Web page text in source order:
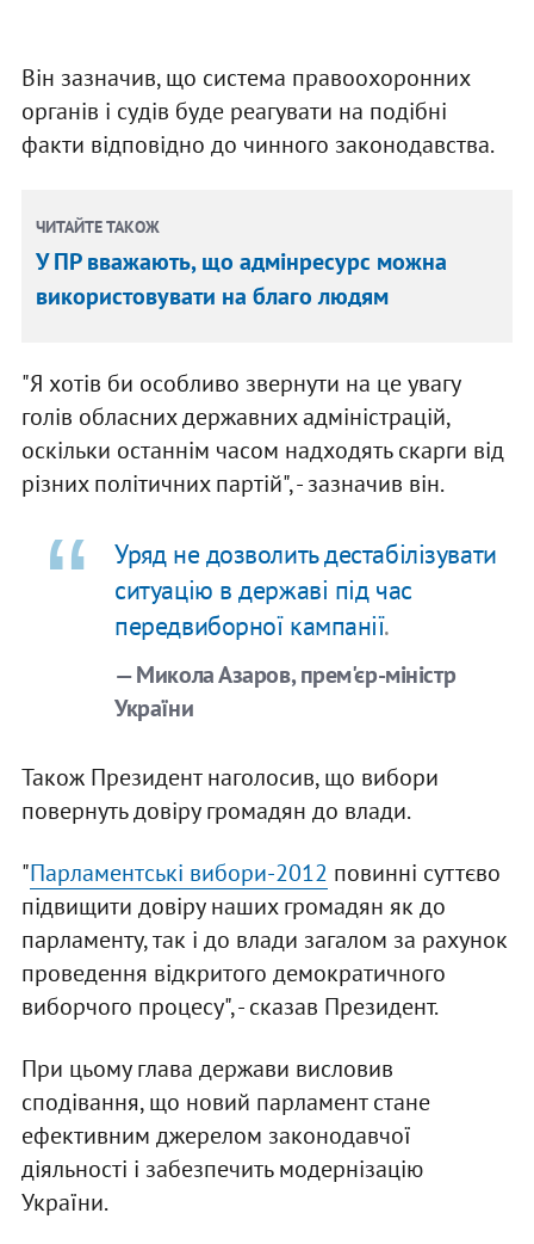
Він зазначив, що система правоохоронних
органів і судів буде реагувати на подібні
факти відповідно до чинного законодавства.
ЧИТАЙТЕ ТАКОЖ
У ПР вважають, що адмінресурс можна
використовувати на благо людям
"Я хотів би особливо звернути на це увагу
голів обласних державних адміністрацій,
оскільки останнім часом надходять скарги від
різних політичних партій", - зазначив він.
Уряд не дозволить дестабілізувати
ситуацію в державі під час
передвиборної кампанії.
— Микола Азаров, прем'єр-міністр
України
Також Президент наголосив, що вибори
повернуть довіру громадян до влади.
"Парламентські вибори-2012 повинні суттєво
підвищити довіру наших громадян як до
парламенту, так і до влади загалом за рахунок
проведення відкритого демократичного
виборчого процесу", - сказав Президент.
При цьому глава держави висловив
сподівання, що новий парламент стане
ефективним джерелом законодавчої
діяльності і забезпечить модернізацію
України.